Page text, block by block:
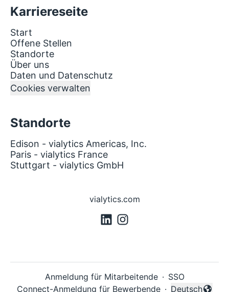
Karriereseite
Start
Offene Stellen
Standorte
Über uns
Daten und Datenschutz
Cookies verwalten
Standorte
Edison - vialytics Americas, Inc.
Paris - vialytics France
Stuttgart - vialytics GmbH
vialytics.com
Anmeldung für Mitarbeitende · SSO
Connect-Anmeldung für Bewerbende · Deutsch